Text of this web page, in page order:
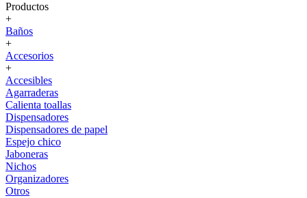
Productos
+
Baños
+
Accesorios
+
Accesibles
Agarraderas
Calienta toallas
Dispensadores
Dispensadores de papel
Espejo chico
Jaboneras
Nichos
Organizadores
Otros